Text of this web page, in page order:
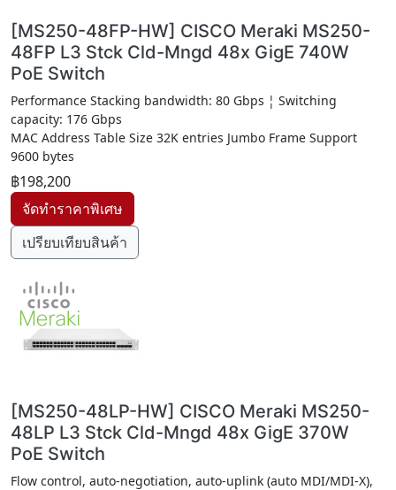
[MS250-48FP-HW] CISCO Meraki MS250-
48FP L3 Stck Cld-Mngd 48x GigE 740W
PoE Switch
Performance Stacking bandwidth: 80 Gbps ¦ Switching
capacity: 176 Gbps
MAC Address Table Size 32K entries Jumbo Frame Support
9600 bytes
฿198,200
เปรียบเทียบสินค้า
[MS250-48LP-HW] CISCO Meraki MS250-
48LP L3 Stck Cld-Mngd 48x GigE 370W
PoE Switch
Flow control, auto-negotiation, auto-uplink (auto MDI/MDI-X),